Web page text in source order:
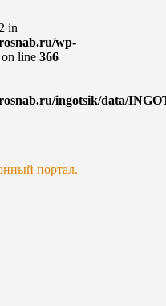
in
wp-
on line 366
ingotsik/data/
портал.